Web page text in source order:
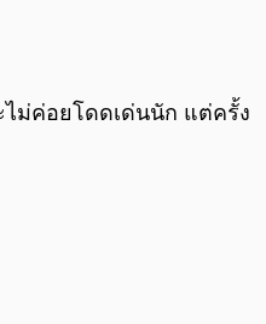
ไม่ค่อยโดดเด่นนัก แต่ครั้ง